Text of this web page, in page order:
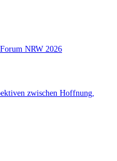
NRW 2026
zwischen Hoffnung,